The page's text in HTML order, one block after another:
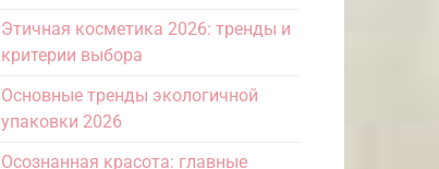
Этичная косметика 2026: тренды и
критерии выбора
Основные тренды экологичной
упаковки 2026
Осознанная красота: главные